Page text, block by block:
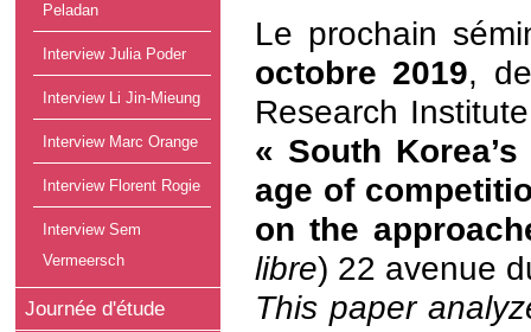
Peladan
Interview Julia Poder
Interview Li Jin-Mieung
Interview Marc Orange
Interview Florent Rogie
Interview Sem
Vermeersch
Journée d'étude
Le prochain
octobre 2019,
Research
« South
age of
on the
libre) 22 avenue
This paper